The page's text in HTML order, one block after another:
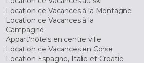
Location de Vacances à la Montagne
Location de Vacances à la
Campagne
Appart'hôtels en centre ville
Location de Vacances en Corse
Location Espagne, Italie et Croatie